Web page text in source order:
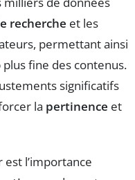
recherche et les
permettant ainsi
fine des contenus.
significatifs
la pertinence et
l’importance